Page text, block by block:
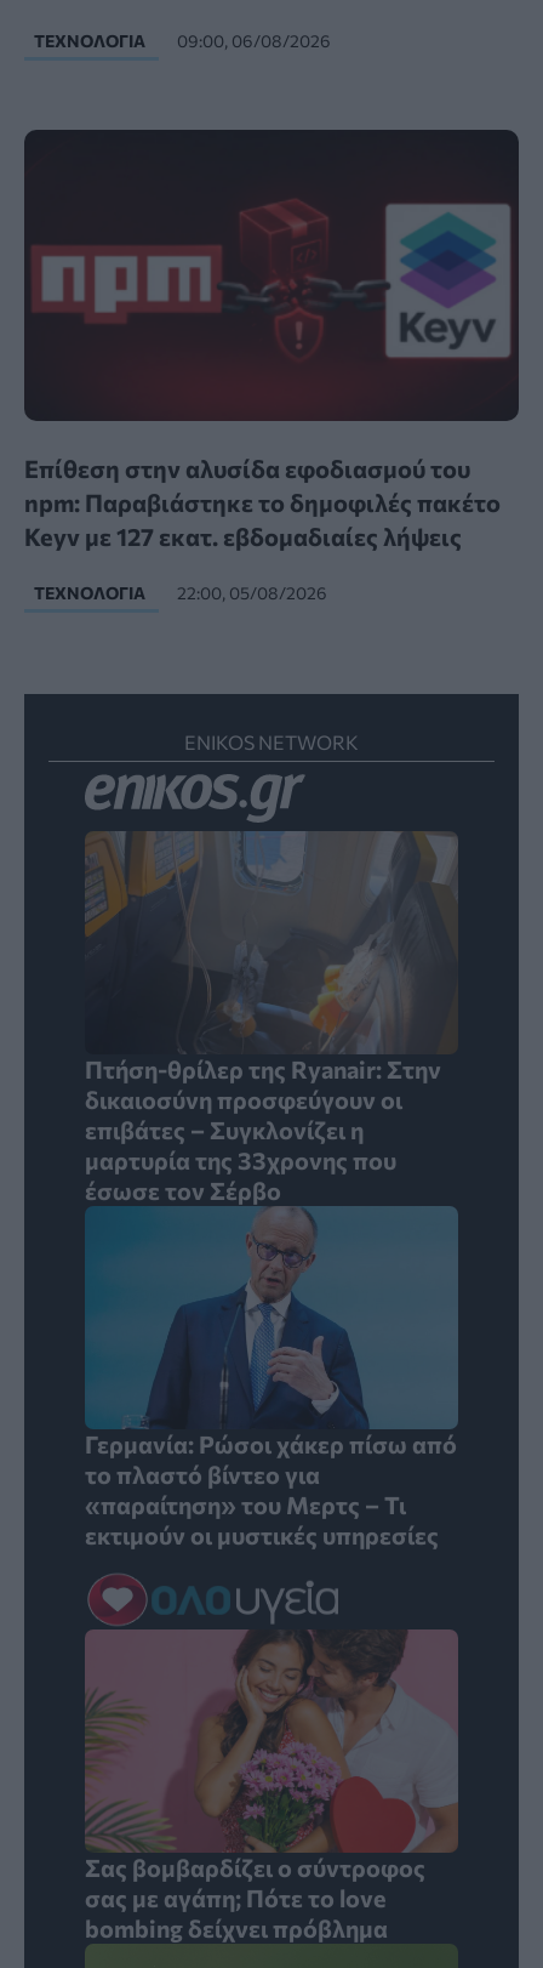
ΤΕΧΝΟΛΟΓΊΑ 09:00, 06/08/2026
Επίθεση στην αλυσίδα εφοδιασμού του
npm: Παραβιάστηκε το δημοφιλές πακέτο
Keyv με 127 εκατ. εβδομαδιαίες λήψεις
ΤΕΧΝΟΛΟΓΊΑ 22:00, 05/08/2026
ENIKOS NETWORK
Πτήση-θρίλερ της Ryanair: Στην
δικαιοσύνη προσφεύγουν οι
επιβάτες – Συγκλονίζει η
μαρτυρία της 33χρονης που
έσωσε τον Σέρβο
Γερμανία: Ρώσοι χάκερ πίσω από
το πλαστό βίντεο για
«παραίτηση» του Μερτς – Τι
εκτιμούν οι μυστικές υπηρεσίες
Σας βομβαρδίζει ο σύντροφος
σας με αγάπη; Πότε το love
bombing δείχνει πρόβλημα